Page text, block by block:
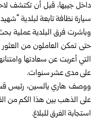
داخل جيبها، قبل أن تكتشف
سيارة نظافة تابعة لبلدية
وباشرت فرق البلدية عملية
حتى تمكن العاملون من
التي أعربت عن سعادتها
على مدى عشر سنوات.
ووصف هاري يالسين، رئيس
على الذهب بين هذا الكم من
استجابة الفرق للبلاغ.